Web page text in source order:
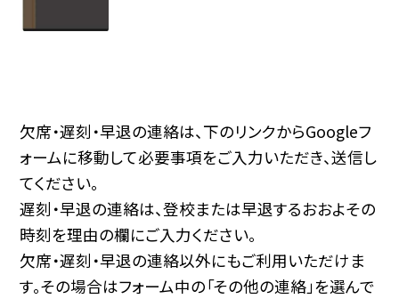
欠席・遅刻・早退の連絡は、下のリンクからGoogleフ
ォームに移動して必要事項をご入力いただき、送信し
てください。
遅刻・早退の連絡は、登校または早退するおおよその
時刻を理由の欄にご入力ください。
欠席・遅刻・早退の連絡以外にもご利用いただけま
す。その場合はフォーム中の「その他の連絡」を選んで